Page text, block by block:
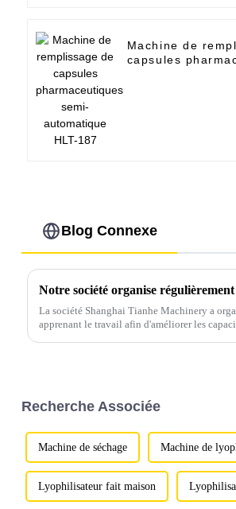
Machine de
capsules
Blog Connexe
La société Shanghai Tianhe Machinery a
apprenant le travail afin d'améliorer les
Recherche Associée
Machine de séchage Machine de
Lyophilisateur fait maison